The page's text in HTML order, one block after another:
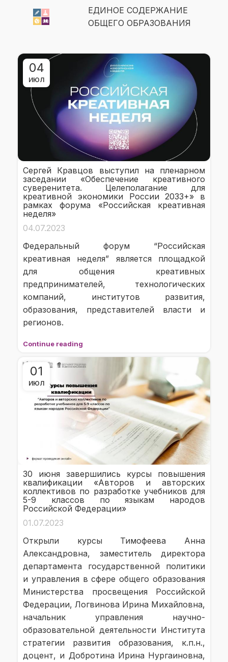
ЕДИНОЕ СОДЕРЖАНИЕ
ОБЩЕГО ОБРАЗОВАНИЯ
04
ИЮЛ
Сергей Кравцов выступил на пленарном
заседании «Обеспечение креативного
суверенитета. Целеполагание для
креативной экономики России 2033+» в
рамках форума «Российская креативная
неделя»
04.07.2023
Федеральный форум “Российская
креативная неделя” является площадкой
для общения креативных
предпринимателей, технологических
компаний, институтов развития,
образования, представителей власти и
регионов.
Continue reading
01
ИЮЛ
30 июня завершились курсы повышения
квалификации «Авторов и авторских
коллективов по разработке учебников для
5-9 классов по языкам народов
Российской Федерации»
01.07.2023
Открыли курсы Тимофеева Анна
Александровна, заместитель директора
департамента государственной политики
и управления в сфере общего образования
Министерства просвещения Российской
Федерации, Логвинова Ирина Михайловна,
начальник управления научно-
образовательной деятельности Института
стратегии развития образования, к.п.н.,
доцент, и Добротина Ирина Нургаиновна,